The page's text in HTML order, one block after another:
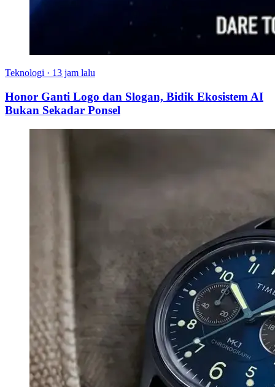
Teknologi · 13 jam lalu
Honor Ganti Logo dan Slogan, Bidik Ekosistem AI
Bukan Sekadar Ponsel